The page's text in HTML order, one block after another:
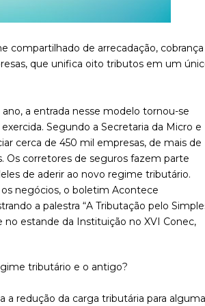
compartilhado de arrecadação, cobrança
que unifica oito tributos em um
a entrada nesse modelo tornou-se
Segundo a Secretaria da Micro e
cerca de 450 mil empresas, de mais de
Os corretores de seguros fazem parte
de aderir ao novo regime tributário.
negócios, o boletim Acontece
a palestra “A Tributação pelo
no estande da Instituição no XVI Conec,
tributário e o antigo?
a redução da carga tributária para